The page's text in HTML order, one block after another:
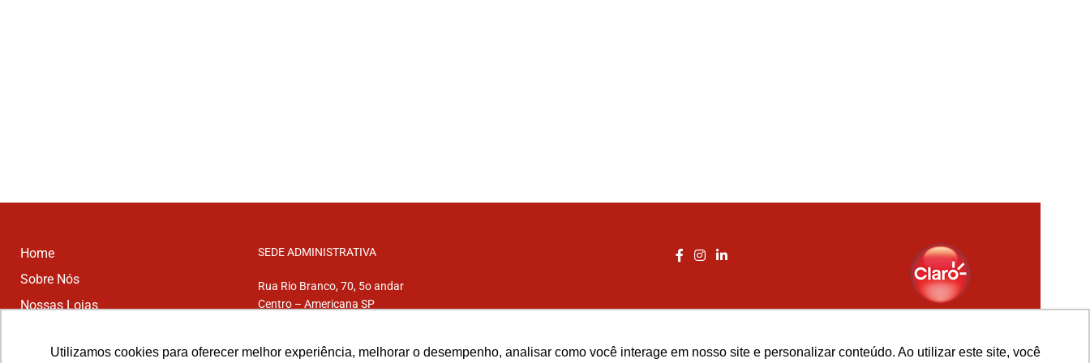
Utilizamos cookies para oferecer melhor experiência, melhorar o desempenho, analisar como você interage em nosso site e personalizar conteúdo. Ao utilizar este site, você
Home
Sobre Nós
Nossas Lojas
Trabalhe Conosco
SEDE ADMINISTRATIVA
Rua Rio Branco, 70, 5o andar
Centro – Americana SP